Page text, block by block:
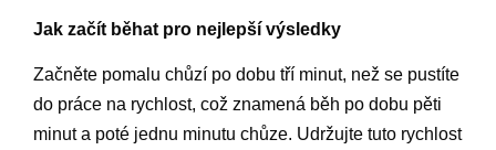
Jak začít běhat pro nejlepší výsledky
Začněte pomalu chůzí po dobu tří minut, než se pustíte
do práce na rychlost, což znamená běh po dobu pěti
minut a poté jednu minutu chůze. Udržujte tuto rychlost